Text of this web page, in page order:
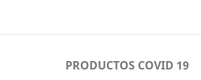
PRODUCTOS COVID 19